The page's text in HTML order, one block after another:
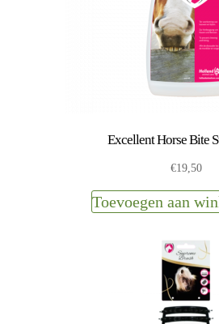
Excellent Horse Bite
€19,50
Toevoegen aan